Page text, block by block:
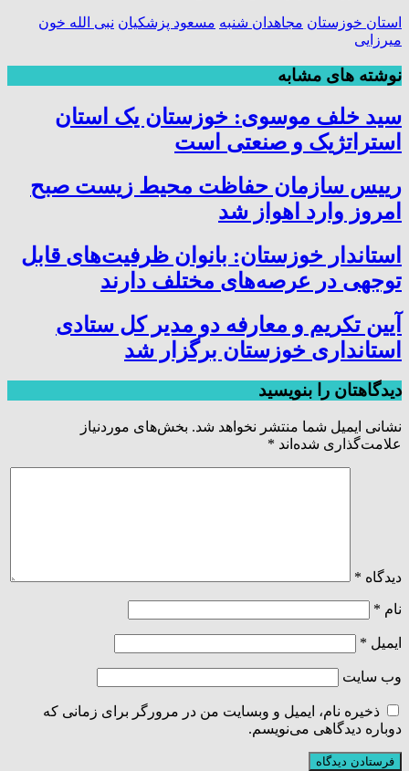
استان خوزستان مجاهدان شنبه مسعود پزشکیان نبی الله خون
میرزایی
نوشته های مشابه
سید خلف موسوی: خوزستان یک استان
استراتژیک و صنعتی است
رییس سازمان حفاظت محیط زیست صبح
امروز وارد اهواز شد
استاندار خوزستان: بانوان ظرفیت‌های قابل
توجهی در عرصه‌های مختلف دارند
آیین تکریم و معارفه دو مدیر کل ستادی
استانداری خوزستان برگزار شد
دیدگاهتان را بنویسید
نشانی ایمیل شما منتشر نخواهد شد. بخش‌های موردنیاز
علامت‌گذاری شده‌اند *
دیدگاه *
نام *
ایمیل *
وب‌ سایت
ذخیره نام، ایمیل و وبسایت من در مرورگر برای زمانی که
دوباره دیدگاهی می‌نویسم.